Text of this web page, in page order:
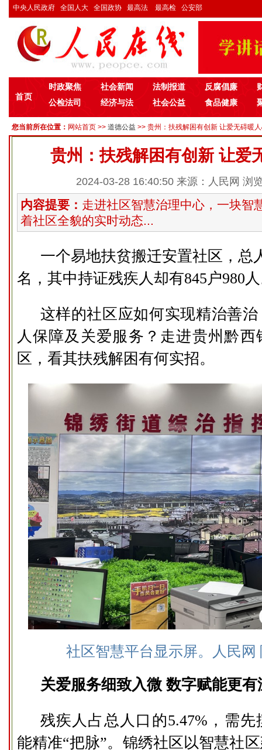
中央人民政府 全国人大 全国政协 最高法 最高检 公安部
首页
时政聚焦 社会新闻 法制报道 反腐倡廉
公检法司
经济与法 社会公益 食品健康
您当前所在位置： 网站首页 >> 道德公益 >> 贵州：扶残解困有创新 让爱无碍暖
贵州：扶残解困有创新 让爱
2024-03-28 16:40:50 来源：人民网 浏
内容提要： 走进社区智慧治理中心，一块智
着社区全貌的实时动态...
一个易地扶贫搬迁安置社区，总
名，其中持证残疾人却有845户980
这样的社区应如何实现精治善
人保障及关爱服务？走进贵州黔西
区，看其扶残解困有何实招。
社区智慧平台显示屏。人民网
关爱服务细致入微 数字赋能更有
残疾人占总人口的5.47%，需先
能精准“把脉”。锦绣社区以智慧社